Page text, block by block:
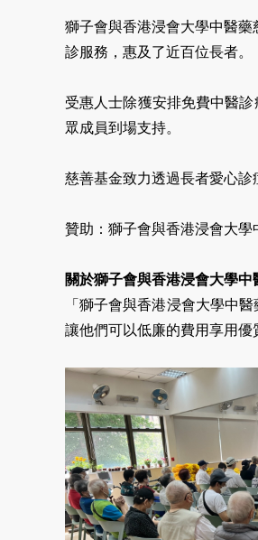
獅子會與香港浸會大學中醫
診服務，惠及了近百位長者。
受惠人士除獲安排免費中醫
眾成員到場支持。
慈善基金致力透過長者愛心
贊助：獅子會與香港浸會大
關於獅子會與香港浸會大學中
「獅子會與香港浸會大學中
讓他們可以低廉的費用享用優